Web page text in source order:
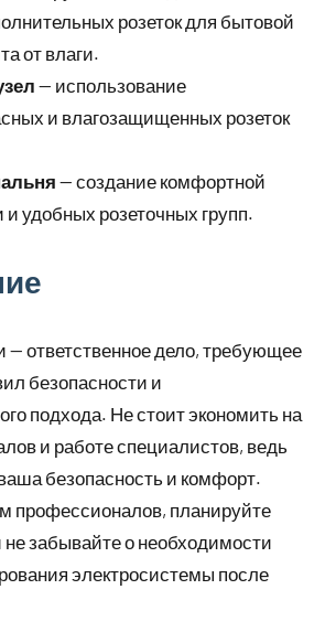
розеток для бытовой
от влаги.
— использование
и влагозащищенных розеток
— создание комфортной
удобных розеточных групп.
— ответственное дело, требующее
безопасности и
подхода. Не стоит экономить на
и работе специалистов, ведь
безопасность и комфорт.
профессионалов, планируйте
не забывайте о необходимости
электросистемы после